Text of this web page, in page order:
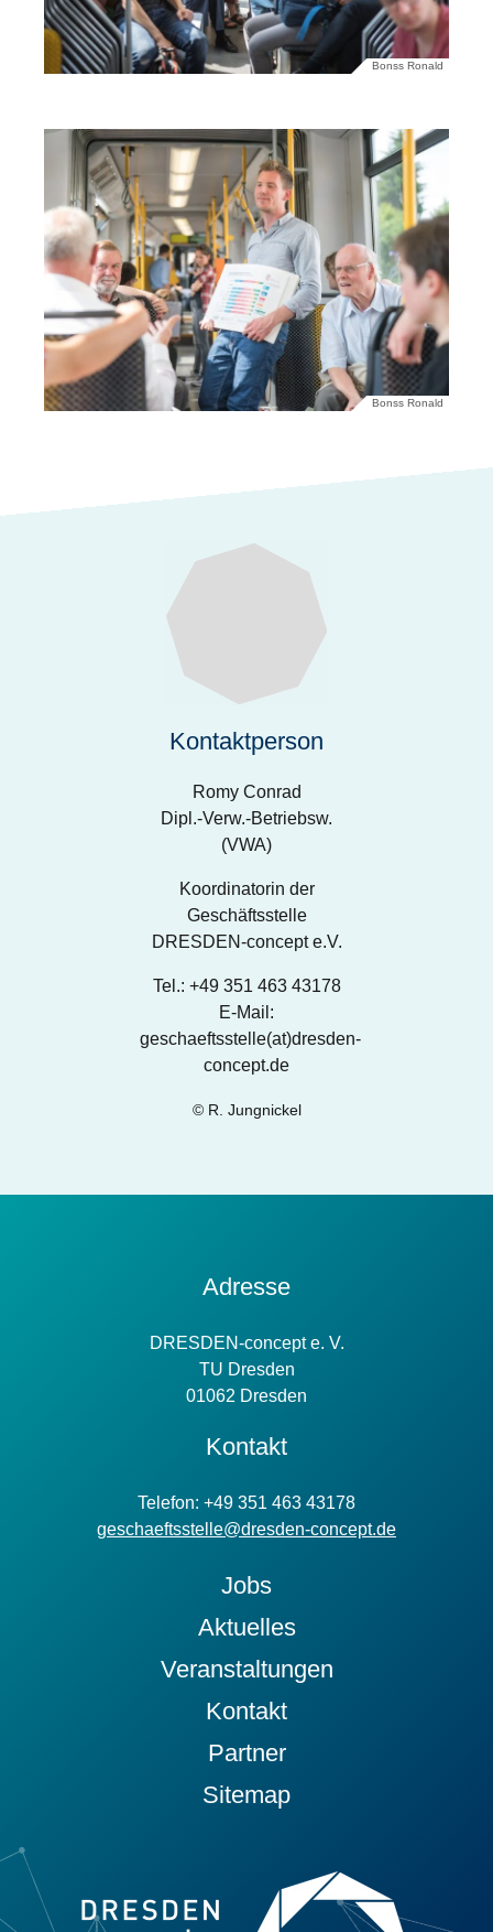
Bonss Ronald
Bonss Ronald
Kontaktperson
Romy Conrad
Dipl.-Verw.-Betriebsw.
(VWA)
Koordinatorin der
Geschäftsstelle
DRESDEN-concept e.V.
Tel.: +49 351 463 43178
E-Mail:
geschaeftsstelle(at)dresden-
concept.de
© R. Jungnickel
Adresse
DRESDEN-concept e. V.
TU Dresden
01062 Dresden
Kontakt
Telefon: +49 351 463 43178
geschaeftsstelle@dresden-concept.de
Jobs
Aktuelles
Veranstaltungen
Kontakt
Partner
Sitemap